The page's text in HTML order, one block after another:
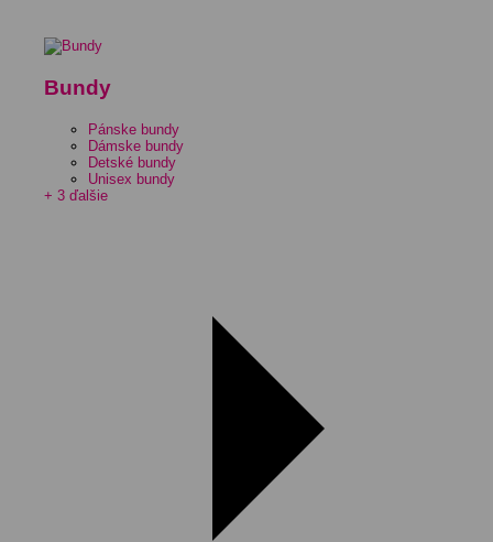
Bundy
Pánske bundy
Dámske bundy
Detské bundy
Unisex bundy
+ 3 ďalšie